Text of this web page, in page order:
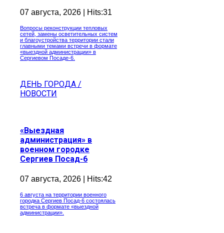
07 августа, 2026 | Hits:31
Вопросы реконструкции тепловых
сетей, замены осветительных систем
и благоустройства территории стали
главными темами встречи в формате
«выездной администрации» в
Сергиевом Посаде-6.
ДЕНЬ ГОРОДА /
НОВОСТИ
«Выездная
администрация» в
военном городке
Сергиев Посад-6
07 августа, 2026 | Hits:42
6 августа на территории военного
городка Сергиев Посад-6 состоялась
встреча в формате «выездной
администрации».